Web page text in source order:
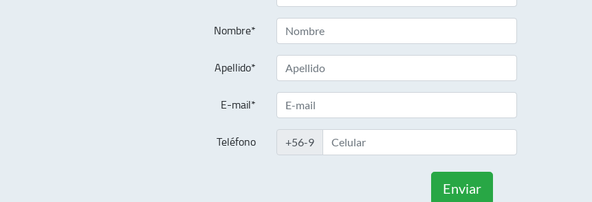
Nombre*
Apellido*
E-mail*
Teléfono
+56-9